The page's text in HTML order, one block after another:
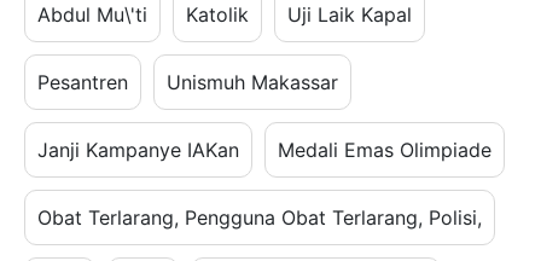
Abdul Mu\'ti Katolik Uji Laik Kapal
Pesantren Unismuh Makassar
Janji Kampanye IAKan Medali Emas Olimpiade
Obat Terlarang, Pengguna Obat Terlarang, Polisi,